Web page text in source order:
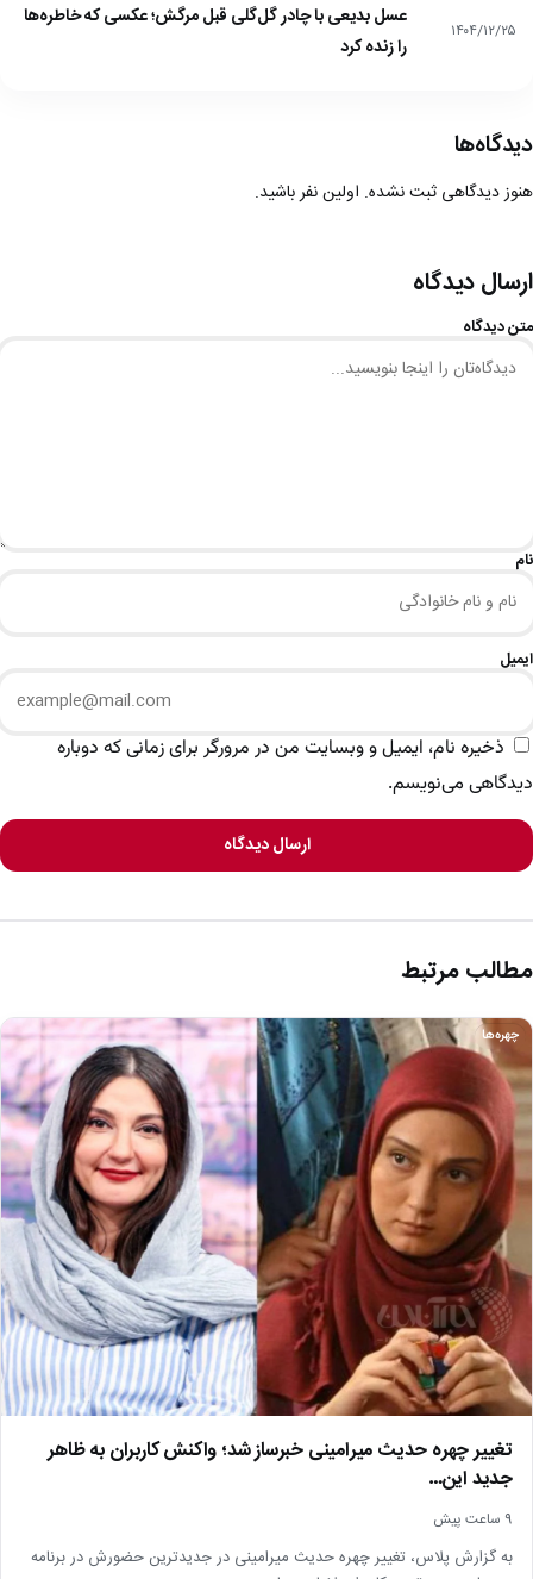
۱۴۰۴/۱۲/۲۵
عسل بدیعی با چادر گل‌گلی قبل مرگش؛ عکسی که خاطره‌ها
را زنده کرد
دیدگاه‌ها
هنوز دیدگاهی ثبت نشده. اولین نفر باشید.
ارسال دیدگاه
متن دیدگاه
نام
ایمیل
ذخیره نام، ایمیل و وبسایت من در مرورگر برای زمانی که دوباره
دیدگاهی می‌نویسم.
ارسال دیدگاه
مطالب مرتبط
چهره‌ها
تغییر چهره حدیث میرامینی خبرساز شد؛ واکنش کاربران به ظاهر
جدید این…
9 ساعت پیش
به گزارش پلاس، تغییر چهره حدیث میرامینی در جدیدترین حضورش در برنامه